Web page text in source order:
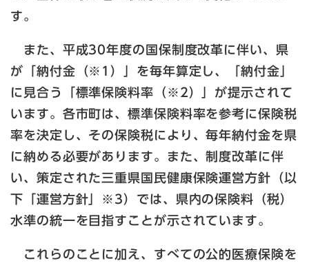
す。
また、平成30年度の国保制度改革に伴い、県
が「納付金（※1）」を毎年算定し、「納付金」
に見合う「標準保険料率（※2）」が提示されて
います。各市町は、標準保険料率を参考に保険税
率を決定し、その保険税により、毎年納付金を県
に納める必要があります。また、制度改革に伴
い、策定された三重県国民健康保険運営方針（以
下「運営方針」※3）では、県内の保険料（税）
水準の統一を目指すことが示されています。
これらのことに加え、すべての公的医療保険を